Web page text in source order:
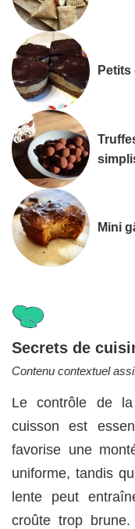
Petits
Mini
Secrets de
Contenu contextuel
Le contrôle de
cuisson est
favorise une
uniforme, tandis
lente peut
croûte trop